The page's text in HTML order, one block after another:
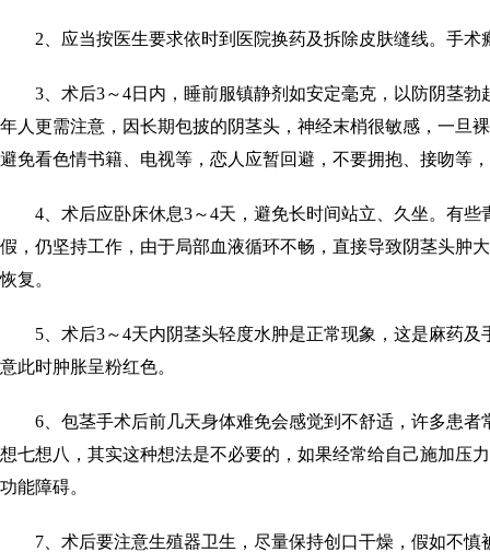
2、应当按医生要求依时到医院换药及拆除皮肤缝线。手术
3、术后3～4日内，睡前服镇静剂如安定毫克，以防阴茎勃
年人更需注意，因长期包披的阴茎头，神经末梢很敏感，一旦
避免看色情书籍、电视等，恋人应暂回避，不要拥抱、接吻等
4、术后应卧床休息3～4天，避免长时间站立、久坐。有些
假，仍坚持工作，由于局部血液循环不畅，直接导致阴茎头肿
恢复。
5、术后3～4天内阴茎头轻度水肿是正常现象，这是麻药及
意此时肿胀呈粉红色。
6、包茎手术后前几天身体难免会感觉到不舒适，许多患者
想七想八，其实这种想法是不必要的，如果经常给自己施加压
功能障碍。
7、术后要注意生殖器卫生，尽量保持创口干燥，假如不慎